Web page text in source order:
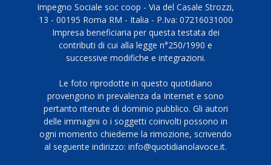
Impegno Sociale soc coop - Via del Casale Strozzi,
13 - 00195 Roma RM - Italia - P.Iva: 07216031000
Impresa beneficiaria per questa testata dei
contributi di cui alla legge n°250/1990 e
successive modifiche e integrazioni.
Le foto riprodotte in questo quotidiano
provengono in prevalenza da Internet e sono
pertanto ritenute di dominio pubblico. Gli autori
delle immagini o i soggetti coinvolti possono in
ogni momento chiederne la rimozione, scrivendo
al seguente indirizzo: info@quotidianolavoce.it.